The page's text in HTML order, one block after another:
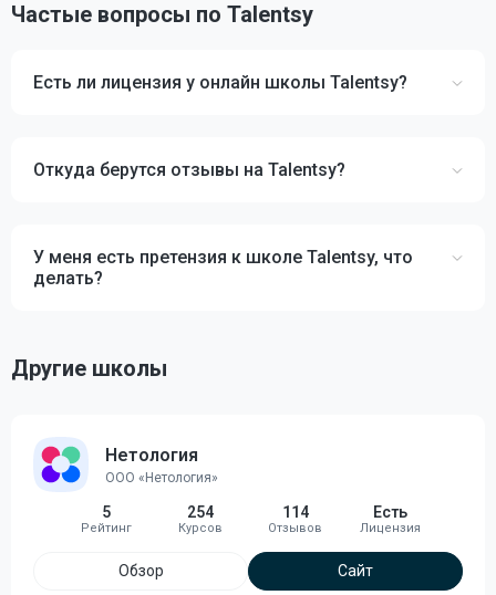
Частые вопросы по Talentsy
Есть ли лицензия у онлайн школы Talentsy?
Откуда берутся отзывы на Talentsy?
У меня есть претензия к школе Talentsy, что
делать?
Другие школы
Нетология
ООО «Нетология»
5 254 114 Есть
Обзор Сайт